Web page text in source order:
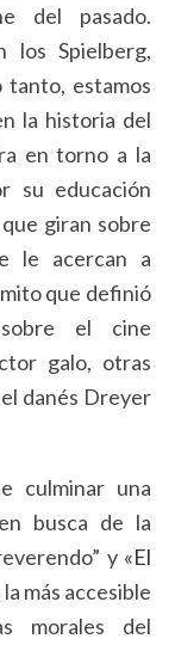
del pasado.
los Spielberg,
tanto, estamos
la historia del
en torno a la
su educación
giran sobre
le acercan a
que definió
el cine
galo, otras
danés Dreyer
culminar una
busca de la
y «El
más accesible
morales del